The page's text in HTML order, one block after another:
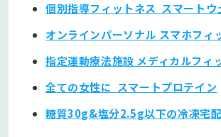
個別指導フィットネス スマートウ
オンラインパーソナル スマホフィ
指定運動療法施設 メディカルフィ
全ての女性に スマートプロテイン
糖質30g&塩分2.5g以下の冷凍宅